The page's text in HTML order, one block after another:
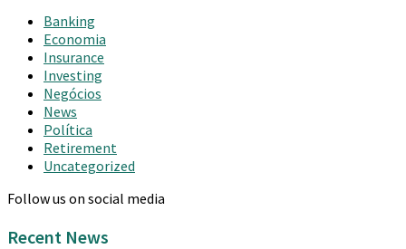
Banking
Economia
Insurance
Investing
Negócios
News
Política
Retirement
Uncategorized
Follow us on social media
Recent News